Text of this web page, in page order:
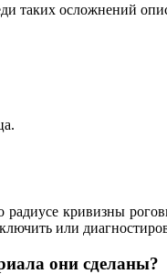
таких осложнений
радиусе кривизны
или
они сделаны?